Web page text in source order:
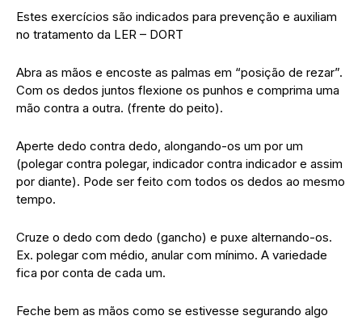
Estes exercícios são indicados para prevenção e auxiliam
no tratamento da LER – DORT
Abra as mãos e encoste as palmas em “posição de rezar”.
Com os dedos juntos flexione os punhos e comprima uma
mão contra a outra. (frente do peito).
Aperte dedo contra dedo, alongando-os um por um
(polegar contra polegar, indicador contra indicador e assim
por diante). Pode ser feito com todos os dedos ao mesmo
tempo.
Cruze o dedo com dedo (gancho) e puxe alternando-os.
Ex. polegar com médio, anular com mínimo. A variedade
fica por conta de cada um.
Feche bem as mãos como se estivesse segurando algo